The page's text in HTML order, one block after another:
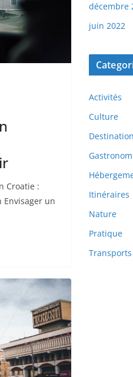
Croatie :
un
décembre
juin 2022
Activités
Culture
Itinéraires
Nature
Pratique
Transports